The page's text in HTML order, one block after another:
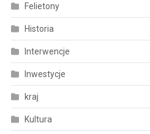
Felietony
Historia
Interwencje
Inwestycje
kraj
Kultura